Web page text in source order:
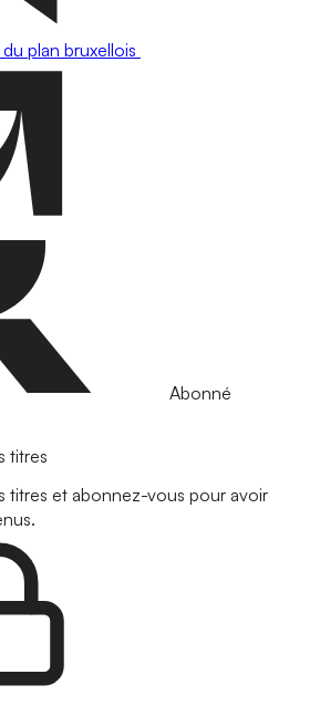
plan bruxellois
Abonné
titres
titres et abonnez-vous pour avoir